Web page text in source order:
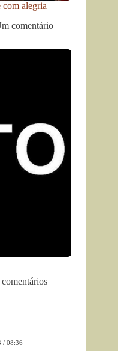
com alegria
comentário
comentários
/ 08:36